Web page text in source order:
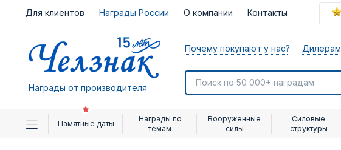
Для клиентов Награды России О компании Контакты
Награды от производителя
Почему покупают у нас? Дилерам
Памятные даты
Награды по
темам
Вооруженные
силы
Силовые
структуры